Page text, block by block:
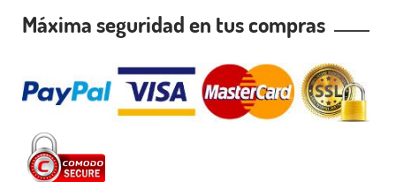
Máxima seguridad en tus compras